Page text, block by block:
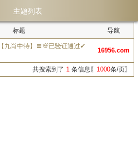
主题列表
标题 导航
九肖中特】〓💯已验证通过✔
16956.com
共搜索到了 1 条信息〖 1000条/页〗